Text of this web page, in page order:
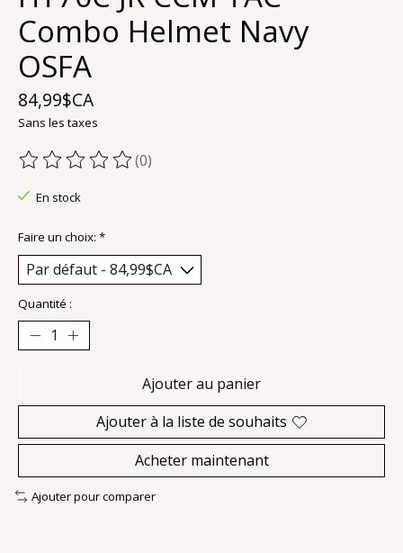
Combo Helmet Navy
OSFA
84,99$CA
Sans les taxes
Ce produit est évalué à
(0)
En stock
Faire un choix: *
Quantité :
Ajouter au panier
Ajouter à la liste de souhaits
Acheter maintenant
Ajouter pour comparer